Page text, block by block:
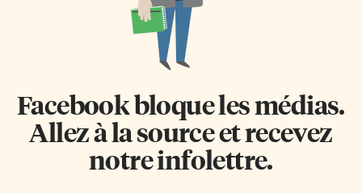
Facebook bloque les médias.
Allez à la source et recevez
notre infolettre.